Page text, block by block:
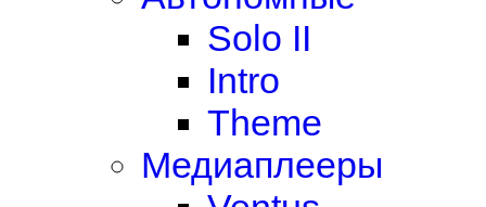
Solo II
Intro
Theme
Медиаплееры